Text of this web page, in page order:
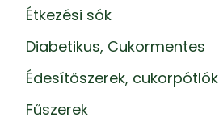
Étkezési sók
Diabetikus, Cukormentes
Édesítőszerek, cukorpótlók
Fűszerek